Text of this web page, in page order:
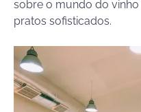
sobre o mundo do
pratos sofisticados.